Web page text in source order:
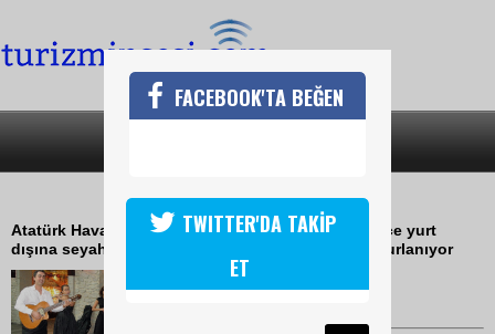
AHLDE YOLCULARA MÜZİK ZİYAFETİ
Atatürk Havalimanı'nda Ramazan Bayramı süresince yurt
dışına seyahat eden yolcular, müzik ziyafeti ile uğurlanıyor
22 Eylül 2009 / 09:48
FACEBOOK'TA BEĞEN
TWITTER'DA TAKİP
ET